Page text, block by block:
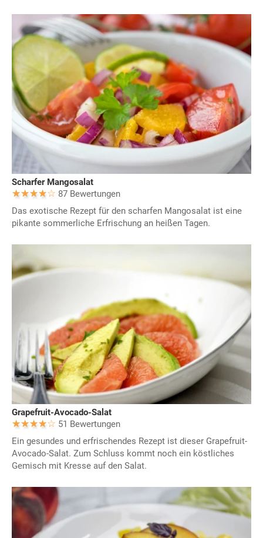
Scharfer Mangosalat
87 Bewertungen
Das exotische Rezept für den scharfen Mangosalat ist eine
pikante sommerliche Erfrischung an heißen Tagen.
Grapefruit-Avocado-Salat
51 Bewertungen
Ein gesundes und erfrischendes Rezept ist dieser Grapefruit-
Avocado-Salat. Zum Schluss kommt noch ein köstliches
Gemisch mit Kresse auf den Salat.